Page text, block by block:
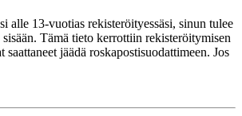
alle 13-vuotias rekisteröityessäsi, sinun tulee
Tämä tieto kerrottiin rekisteröitymisen
jäädä roskapostisuodattimeen. Jos